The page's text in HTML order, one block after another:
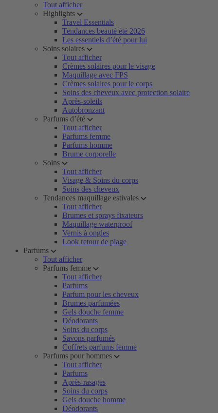
Tout afficher
Highlights
Travel Essentials
Tendances beauté été 2026
Les essentiels d’été pour lui
Soins solaires
Tout afficher
Crèmes solaires pour le visage
Maquillage avec FPS
Crèmes solaires pour le corps
Soins des cheveux avec protection solaire
Après-soleils
Autobronzant
Parfums d’été
Tout afficher
Parfums femme
Parfums homme
Brume corporelle
Soins
Tout afficher
Visage & Soins du corps
Soins des cheveux
Tendances maquillage estivales
Tout afficher
Brumes et sprays fixateurs
Maquillage waterproof
Vernis à ongles
Look retour de plage
Parfums
Tout afficher
Parfums femme
Tout afficher
Parfums
Parfum pour les cheveux
Brumes parfumées
Gels douche femme
Déodorants
Soins du corps
Savons parfumés
Coffrets parfums femme
Parfums pour hommes
Tout afficher
Parfums
Après-rasages
Soins du corps
Gels douche homme
Déodorants